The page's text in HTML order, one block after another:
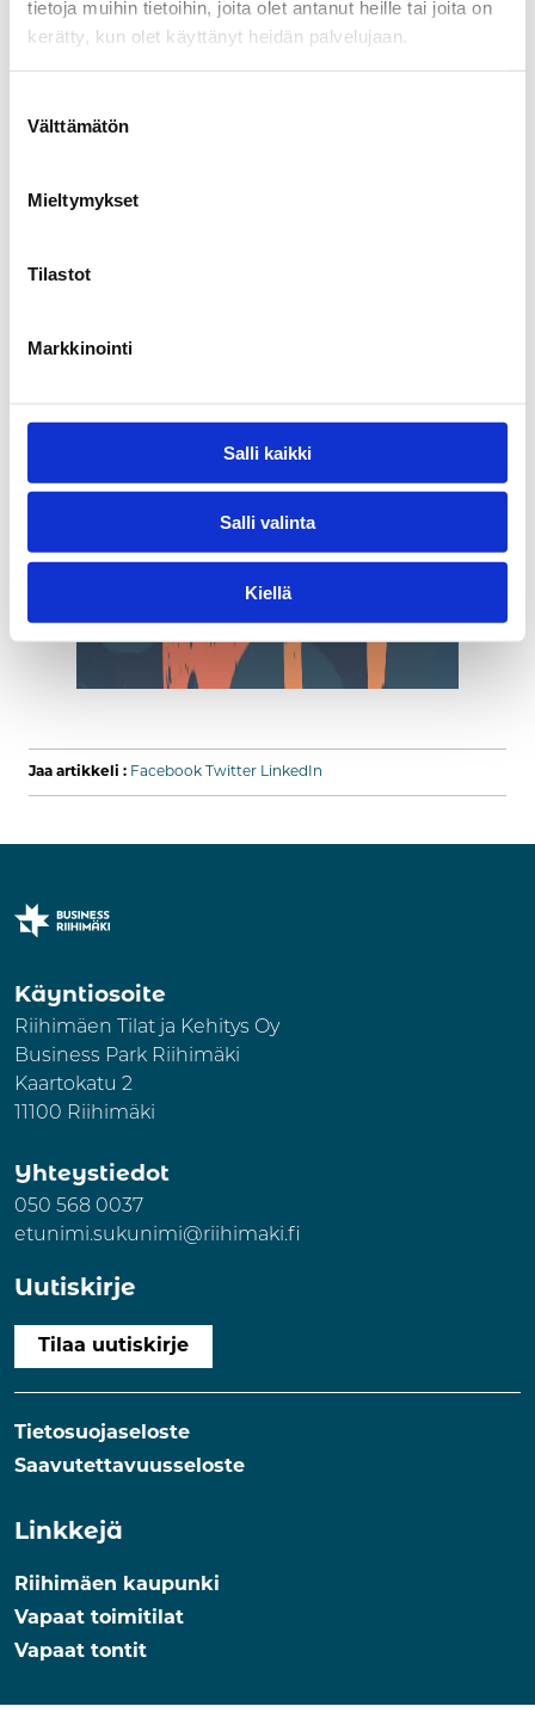
tietoja muihin tietoihin, joita olet antanut heille tai joita on
kerätty, kun olet käyttänyt heidän palvelujaan.
Välttämätön
Mieltymykset
Tilastot
Markkinointi
Salli kaikki
Salli valinta
Kiellä
Jaa artikkeli : Facebook Twitter LinkedIn
Käyntiosoite
Riihimäen Tilat ja Kehitys Oy
Business Park Riihimäki
Kaartokatu 2
11100 Riihimäki
Yhteystiedot
050 568 0037
etunimi.sukunimi@riihimaki.fi
Uutiskirje
Tilaa uutiskirje
Tietosuojaseloste
Saavutettavuusseloste
Linkkejä
Riihimäen kaupunki
Vapaat toimitilat
Vapaat tontit